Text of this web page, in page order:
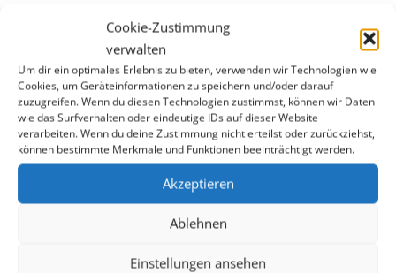
Cookie-Zustimmung
verwalten
Um dir ein optimales Erlebnis zu bieten, verwenden wir Technologien wie
Cookies, um Geräteinformationen zu speichern und/oder darauf
zuzugreifen. Wenn du diesen Technologien zustimmst, können wir Daten
wie das Surfverhalten oder eindeutige IDs auf dieser Website
verarbeiten. Wenn du deine Zustimmung nicht erteilst oder zurückziehst,
können bestimmte Merkmale und Funktionen beeinträchtigt werden.
Akzeptieren
Ablehnen
Einstellungen ansehen
Erfolgreicher Start unserer
Jüngsten
6. Oktober 2025
In dieser Saison sind wir wieder mit einer Bambini-Mannschaft am
Start. Das heißt, in der Liga spielen nur Mädchen und Jungs, die
Jahrgang 2013 und jünger sind oder Anfänger. Bis auf Lucas Z. haben
alle unsere Kids noch keine Punktspielerfahrung gehabt. Da war das